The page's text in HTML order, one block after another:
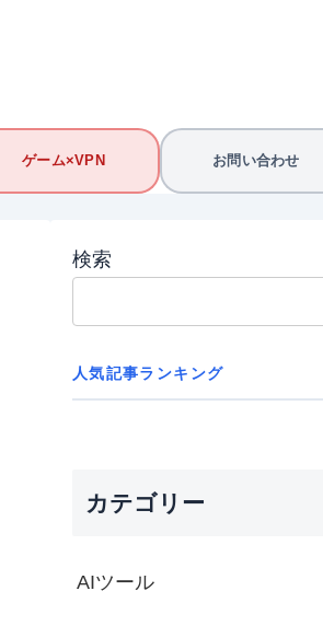
ゲーム×VPN お問い合わせ
検索
人気記事ランキング
カテゴリー
AIツール